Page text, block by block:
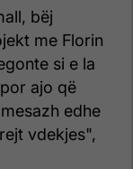
bëj
me Florin
si e la
ajo që
edhe
vdekjes",